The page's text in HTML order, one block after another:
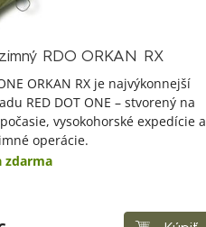
RDO ORKAN RX
ORKAN RX je najvýkonnejší
RED DOT ONE – stvorený na
vysokohorské expedície a
operácie.
zdarma